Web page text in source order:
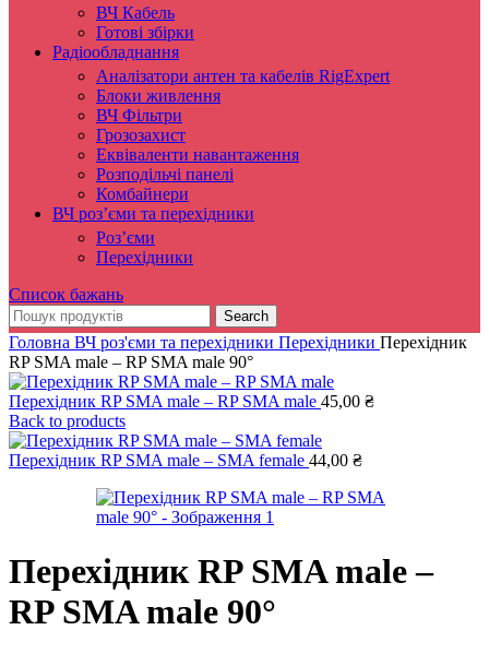
ВЧ Кабель
Готові збірки
Радіообладнання
Аналізатори антен та кабелів RigExpert
Блоки живлення
ВЧ Фільтри
Грозозахист
Еквіваленти навантаження
Розподільчі панелі
Комбайнери
ВЧ роз’єми та перехідники
Роз’єми
Перехідники
Список бажань
Search
Головна ВЧ роз'єми та перехідники Перехідники Перехідник
RP SMA male – RP SMA male 90°
Перехідник RP SMA male – RP SMA male 45,00 ₴
Back to products
Перехідник RP SMA male – SMA female 44,00 ₴
Перехідник RP SMA male –
RP SMA male 90°